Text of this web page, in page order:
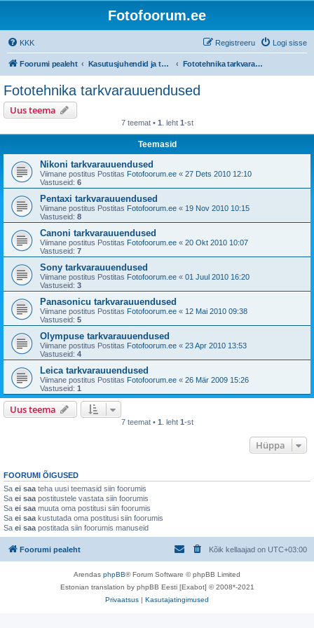
Fotofoorum.ee
KKK Logi sisse
Registreeru
Foorumi pealeht Kasutusjuhendid ja tarkvarauuendused Fototehnika tarkvarauuendused
Fototehnika tarkvarauuendused
Uus teema
7 teemat • 1 . leht 1-st
Teemasid
Nikoni tarkvarauuendused
Viimane postitus Postitas Fotofoorum.ee « 27 Dets 2010 12:10
Vastuseid: 6
Pentaxi tarkvarauuendused
Viimane postitus Postitas Fotofoorum.ee « 19 Nov 2010 10:15
Vastuseid: 8
Canoni tarkvarauuendused
Viimane postitus Postitas Fotofoorum.ee « 20 Okt 2010 10:07
Vastuseid: 7
Sony tarkvarauuendused
Viimane postitus Postitas Fotofoorum.ee « 01 Juul 2010 16:20
Vastuseid: 3
Panasonicu tarkvarauuendused
Viimane postitus Postitas Fotofoorum.ee « 12 Mai 2010 09:38
Vastuseid: 5
Olympuse tarkvarauuendused
Viimane postitus Postitas Fotofoorum.ee « 23 Apr 2010 13:53
Vastuseid: 4
Leica tarkvarauuendused
Viimane postitus Postitas Fotofoorum.ee « 26 Mär 2009 15:26
Vastuseid: 1
Uus teema
7 teemat • 1 . leht 1-st
Hüppa
FOORUMI ÕIGUSED
Sa ei saa teha uusi teemasid siin foorumis
Sa ei saa postitustele vastata siin foorumis
Sa ei saa muuta oma postitusi siin foorumis
Sa ei saa kustutada oma postitusi siin foorumis
Sa ei saa postitada siin foorumis manuseid
Foorumi pealeht Kõik kellaajad on UTC+03:00
Arendas phpBB® Forum Software © phpBB Limited
Estonian translation by phpBB Eesti [Exabot] © 2008*-2021
Privaatsus | Kasutajatingimused